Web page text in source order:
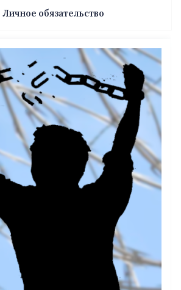
Личное обязательство